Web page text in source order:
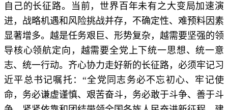
自己的长征路。当前，世界百年未有之大变局加速演
进，战略机遇和风险挑战并存，不确定性、难预料因素
显著增多。越是任务艰巨、形势复杂，越需要坚强的领
导核心领航定向，越需要全党上下统一思想、统一意
志、统一行动。齐心协力走好新的长征路，必须牢记习
近平总书记嘱托：“全党同志务必不忘初心、牢记使
命，务必谦虚谨慎、艰苦奋斗，务必敢于斗争、善于斗